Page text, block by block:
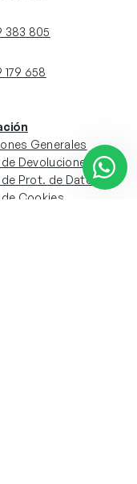
383 805
179 658
Generales
Devoluciones
Prot. de Datos
Cookies